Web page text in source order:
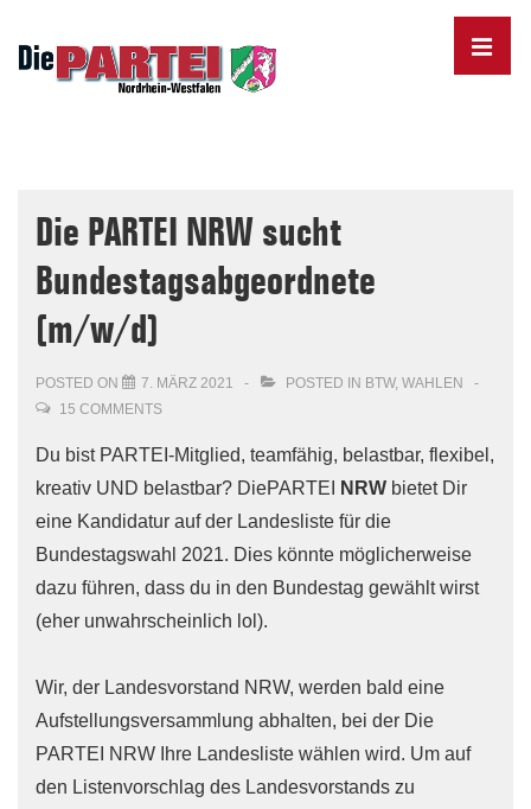
Skip
MENU
Die PARTEI NRW sucht
Bundestagsabgeordnete
(m/w/d)
POSTED ON 7. MÄRZ 2021 POSTED IN BTW, WAHLEN
15 COMMENTS
Du bist PARTEI-Mitglied, teamfähig, belastbar, flexibel,
kreativ UND belastbar? DiePARTEI NRW bietet Dir
eine Kandidatur auf der Landesliste für die
Bundestagswahl 2021. Dies könnte möglicherweise
dazu führen, dass du in den Bundestag gewählt wirst
(eher unwahrscheinlich lol).
Wir, der Landesvorstand NRW, werden bald eine
Aufstellungsversammlung abhalten, bei der Die
PARTEI NRW Ihre Landesliste wählen wird. Um auf
den Listenvorschlag des Landesvorstands zu